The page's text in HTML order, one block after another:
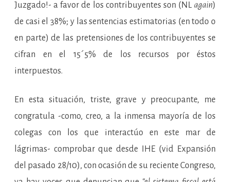
Juzgado!- a favor de los contribuyentes son (NL again)
de casi el 38%; y las sentencias estimatorias (en todo o
en parte) de las pretensiones de los contribuyentes se
cifran en el 15´5% de los recursos por éstos
interpuestos.
En esta situación, triste, grave y preocupante, me
congratula -como, creo, a la inmensa mayoría de los
colegas con los que interactúo en este mar de
lágrimas- comprobar que desde IHE (vid Expansión
del pasado 28/10), con ocasión de su reciente Congreso,